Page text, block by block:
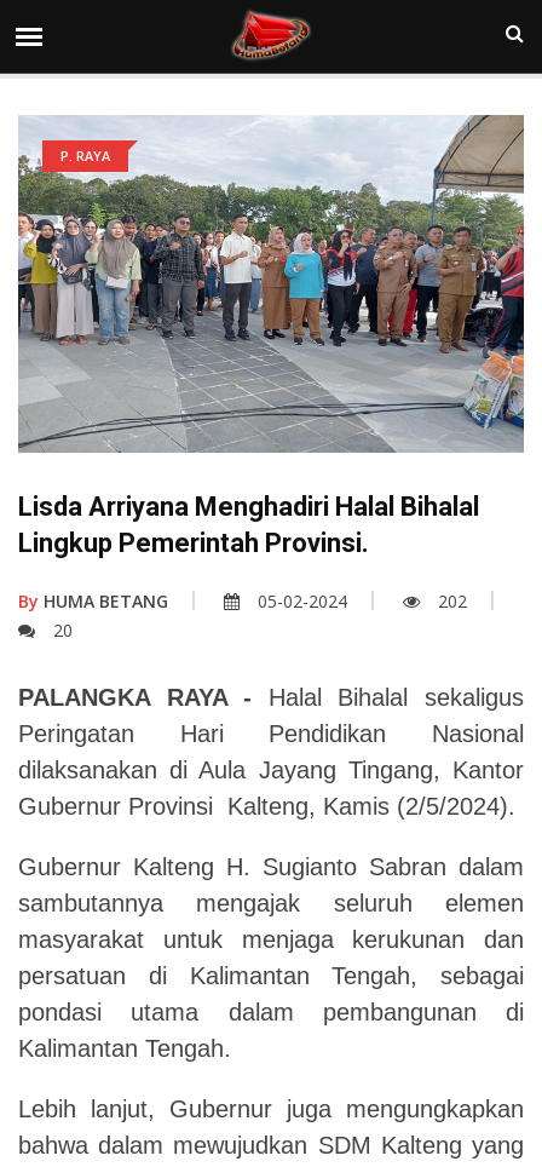
P. RAYA
Lisda Arriyana Menghadiri Halal Bihalal
Lingkup Pemerintah Provinsi.
By HUMA BETANG 05-02-2024
202
20
PALANGKA RAYA - Halal Bihalal sekaligus
Peringatan Hari Pendidikan Nasional
dilaksanakan di Aula Jayang Tingang, Kantor
Gubernur Provinsi Kalteng, Kamis (2/5/2024).
Gubernur Kalteng H. Sugianto Sabran dalam
sambutannya mengajak seluruh elemen
masyarakat untuk menjaga kerukunan dan
persatuan di Kalimantan Tengah, sebagai
pondasi utama dalam pembangunan di
Kalimantan Tengah.
Lebih lanjut, Gubernur juga mengungkapkan
bahwa dalam mewujudkan SDM Kalteng yang